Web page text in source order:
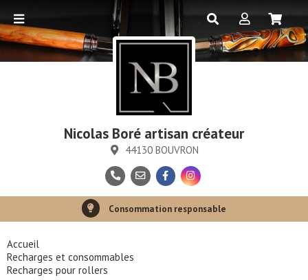
Nicolas Boré artisan créateur
44130 BOUVRON
Paiement sécurisé
Consommation responsable
Accueil
Recharges et consommables
Recharges pour rollers